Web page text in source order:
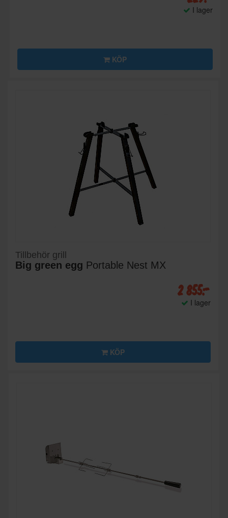
I lager
KÖP
Tillbehör grill
Big green egg Portable Nest MX
2 855:-
I lager
KÖP